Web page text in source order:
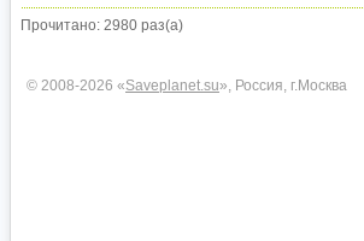
Прочитано: 2980 раз(а)
© 2008-2026 «Saveplanet.su», Россия, г.Москва